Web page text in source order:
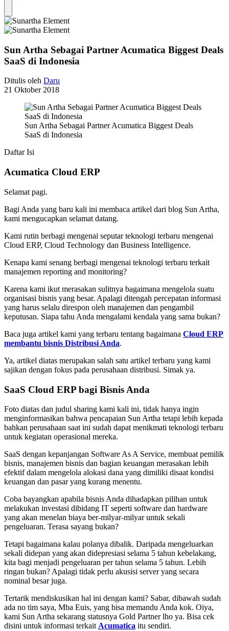
Sun Artha Sebagai Partner Acumatica Biggest Deals
SaaS di Indonesia
Ditulis oleh Daru
21 Oktober 2018
Sun Artha Sebagai Partner Acumatica Biggest Deals
SaaS di Indonesia
Daftar Isi
Acumatica Cloud ERP
Selamat pagi.
Bagi Anda yang baru kali ini membaca artikel dari blog Sun Artha,
kami mengucapkan selamat datang.
Kami rutin berbagi mengenai seputar teknologi terbaru mengenai
Cloud ERP, Cloud Technology dan Business Intelligence.
Kenapa kami senang berbagi mengenai teknologi terbaru terkait
manajemen reporting and monitoring?
Karena kami ikut merasakan sulitnya bagaimana mengelola suatu
organisasi bisnis yang besar. Apalagi ditengah percepatan informasi
yang harus selalu direspon oleh manajemen dan pengambil
keputusan. Siapa tahu Anda mengalami kendala yang sama bukan?
Baca juga artikel kami yang terbaru tentang bagaimana Cloud ERP
membantu bisnis Distribusi Anda.
Ya, artikel diatas merupakan salah satu artikel terbaru yang kami
sajikan dengan fokus pada perusahaan distribusi. Simak ya.
SaaS Cloud ERP bagi Bisnis Anda
Foto diatas dan judul sharing kami kali ini, tidak hanya ingin
menginformasikan bahwa pencapaian Sun Artha tetapi lebih kepada
bahkan perusahaan saat ini sudah dapat menikmati teknologi terbaru
untuk kegiatan operasional mereka.
SaaS dengan kepanjangan Software As A Service, membuat pemilik
bisnis, manajemen bisnis dan bagian keuangan merasakan lebih
efektif dalam mengelola alokasi dana yang dimiliki disaat kondisi
keuangan dan pasar yang kurang menentu.
Coba bayangkan apabila bisnis Anda dihadapkan pilihan untuk
melakukan investasi dibidang IT seperti software dan hardware
yang akan menelan biaya ber-milyar-milyar untuk sekali
pengeluaran. Terasa sayang bukan?
Tetapi bagaimana kalau polanya dibalik. Daripada mengeluarkan
sekali didepan yang akan didepresiasi selama 5 tahun kebelakang,
kita bagi menjadi pengeluaran per tahun selama 5 tahun. Lebih
ringan bukan? Apalagi tidak perlu akusisi server yang secara
nominal besar juga.
Tertarik mendiskusikan hal ini dengan kami? Sabar, dibawah sudah
ada no tim saya, Mba Euis, yang bisa memandu Anda kok. Oiya,
kami Sun Artha sekarang statusnya Gold Partner lho ya. Bisa cek
disini untuk informasi terkait Acumatica itu sendiri.